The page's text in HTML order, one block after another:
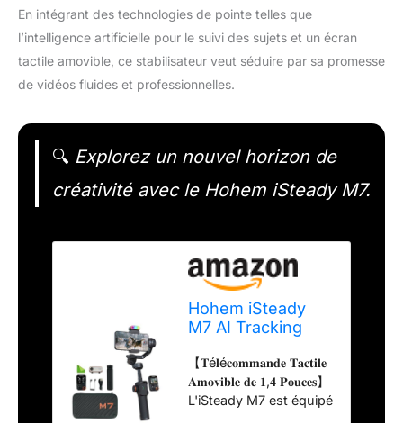
En intégrant des technologies de pointe telles que
l’intelligence artificielle pour le suivi des sujets et un écran
tactile amovible, ce stabilisateur veut séduire par sa promesse
de vidéos fluides et professionnelles.
🔍 Explorez un nouvel horizon de
créativité avec le Hohem iSteady M7.
Hohem iSteady
M7 AI Tracking
Smartphone
【𝐓é𝐥é𝐜𝐨𝐦𝐦𝐚𝐧𝐝𝐞 𝐓𝐚𝐜𝐭𝐢𝐥𝐞
𝐀𝐦𝐨𝐯𝐢𝐛𝐥𝐞 𝐝𝐞 𝟏,𝟒 𝐏𝐨𝐮𝐜𝐞𝐬】
L'iSteady M7 est équipé